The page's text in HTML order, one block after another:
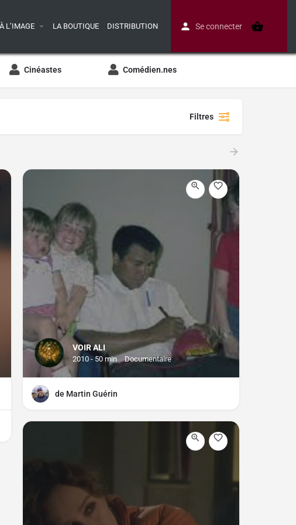
L’IMAGE LA BOUTIQUE DISTRIBUTION Se connecter
Cinéastes Comédien.nes
Filtres
VOIR ALI
2010 - 50 min Documentaire
de Martin Guérin